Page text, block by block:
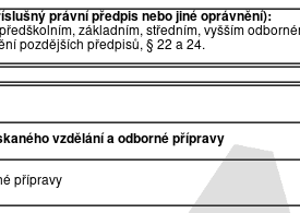
právní předpis nebo jiné oprávnění):
základním, středním, vyšším
pozdějších předpisů, § 22 a 24.
vzdělání a odborné přípravy
přípravy